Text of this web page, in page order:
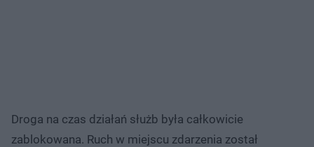
Droga na czas działań służb była całkowicie
zablokowana. Ruch w miejscu zdarzenia został